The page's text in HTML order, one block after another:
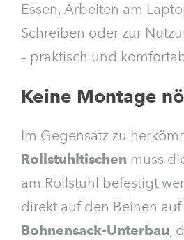
Essen, Arbeiten am
Schreiben oder zur
– praktisch und
Keine Montage
Im Gegensatz zu
Rollstuhltischen muss
am Rollstuhl befestigt
direkt auf den Beinen auf
Bohnensack-Unterbau,